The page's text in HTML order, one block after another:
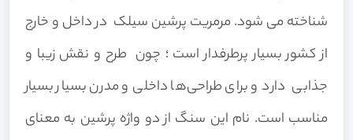
شناخته می شود. مرمریت پرشین سیلک در داخل و خارج
از کشور بسیار پرطرفدار است ؛ چون طرح و نقش زیبا و
جذابی دارد و برای طراحی‌ها داخلی و مدرن بسیار بسیار
مناسب است. نام این سنگ از دو واژه پرشین به معنای